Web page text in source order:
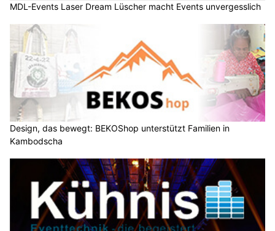
MDL-Events Laser Dream Lüscher macht Events unvergesslich
Design, das bewegt: BEKOShop unterstützt Familien in
Kambodscha